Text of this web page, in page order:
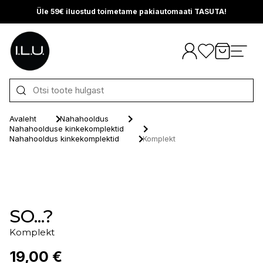
Üle 59€ iluostud toimetame pakiautomaati TASUTA!
Otse sisu juurde
Avaleht
Nahahooldus
Nahahoolduse kinkekomplektid
Nahahooldus kinkekomplektid
Komplekt
SO...?
Komplekt
19,00 €